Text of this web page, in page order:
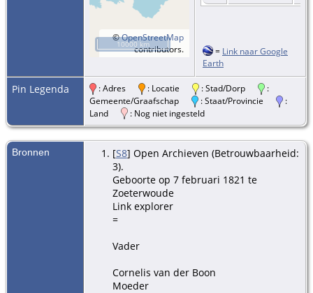
©OpenStreetMap
contributors.
10000 km
= Link naar Google
Earth
Pin Legenda : Adres : Locatie : Stad/Dorp
:
Gemeente/Graafschap
: Staat/Provincie
:
Land
: Nog niet ingesteld
Bronnen [S8] Open Archieven (Betrouwbaarheid:
3).
Geboorte op 7 februari 1821 te
Zoeterwoude
Link explorer
=
Vader
Cornelis van der Boon
Moeder